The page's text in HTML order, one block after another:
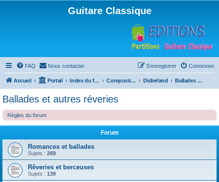
Guitare Classique
FAQ Nous contacter Connexion
S’enregistrer
Accueil Portail Index du forum Compositions Didierland Ballades et autres réveries
Ballades et autres réveries
Règles du forum
Forum
Romances et ballades
Sujets : 269
Rêveries et berceuses
Sujets : 139